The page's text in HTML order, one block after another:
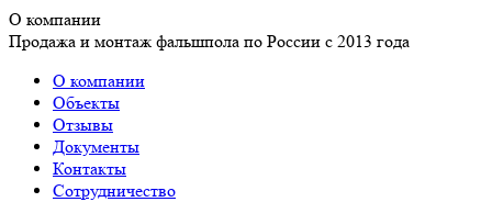
О компании
Продажа и монтаж фальшпола по России с 2013 года
О компании
Объекты
Отзывы
Документы
Контакты
Сотрудничество